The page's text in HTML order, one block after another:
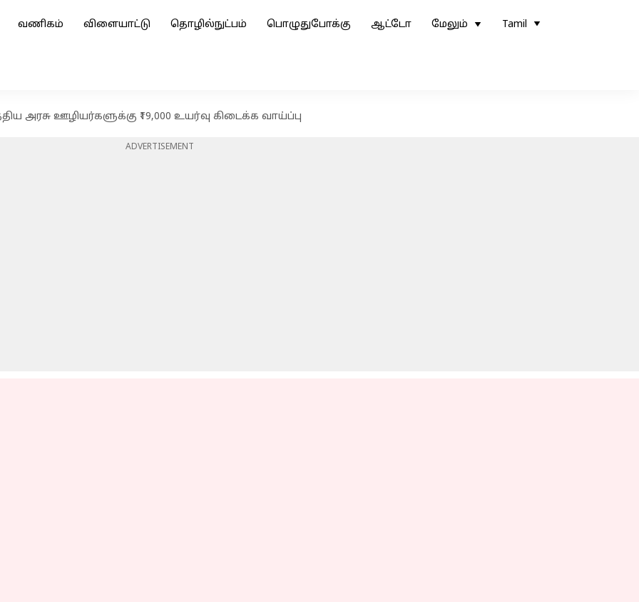
வணிகம் விளையாட்டு தொழில்நுட்பம் பொழுதுபோக்கு ஆட்டோ மேலும் Tamil
அரசு ஊழியர்களுக்கு ₹19,000 உயர்வு கிடைக்க வாய்ப்பு
ADVERTISEMENT